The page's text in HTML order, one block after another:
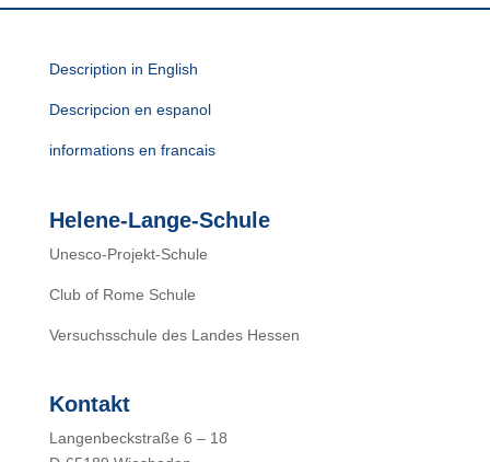
Description in English
Descripcion en espanol
informations en francais
Helene-Lange-Schule
Unesco-Projekt-Schule
Club of Rome Schule
Versuchsschule des Landes Hessen
Kontakt
Langenbeckstraße 6 – 18